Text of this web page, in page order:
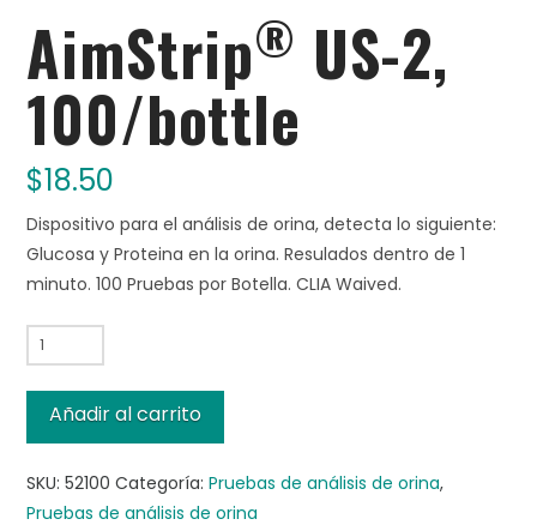
AimStrip® US-2,
100/bottle
$18.50
Dispositivo para el análisis de orina, detecta lo siguiente:
Glucosa y Proteina en la orina. Resulados dentro de 1
minuto. 100 Pruebas por Botella. CLIA Waived.
AimStrip®
US-
2,
100/bottle
Añadir al carrito
SKU:52100 Categoría:Pruebas de análisis de orina,
Pruebas de análisis de orina